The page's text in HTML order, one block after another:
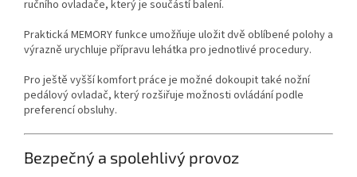
ručního ovladače, který je součástí balení.
Praktická MEMORY funkce umožňuje uložit dvě oblíbené polohy a
výrazně urychluje přípravu lehátka pro jednotlivé procedury.
Pro ještě vyšší komfort práce je možné dokoupit také nožní
pedálový ovladač, který rozšiřuje možnosti ovládání podle
preferencí obsluhy.
Bezpečný a spolehlivý provoz